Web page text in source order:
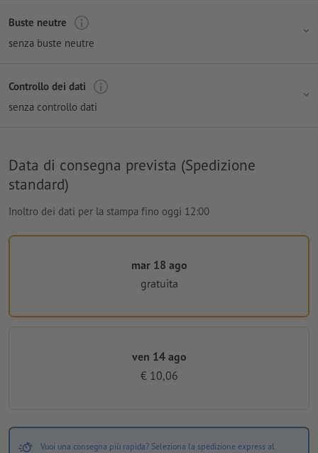
Buste neutre
senza buste neutre
Controllo dei dati
senza controllo dati
Data di consegna prevista (Spedizione
standard)
Inoltro dei dati per la stampa fino oggi 12:00
mar 18 ago
gratuita
ven 14 ago
€ 10,06
Vuoi una consegna più rapida? Seleziona la spedizione express al